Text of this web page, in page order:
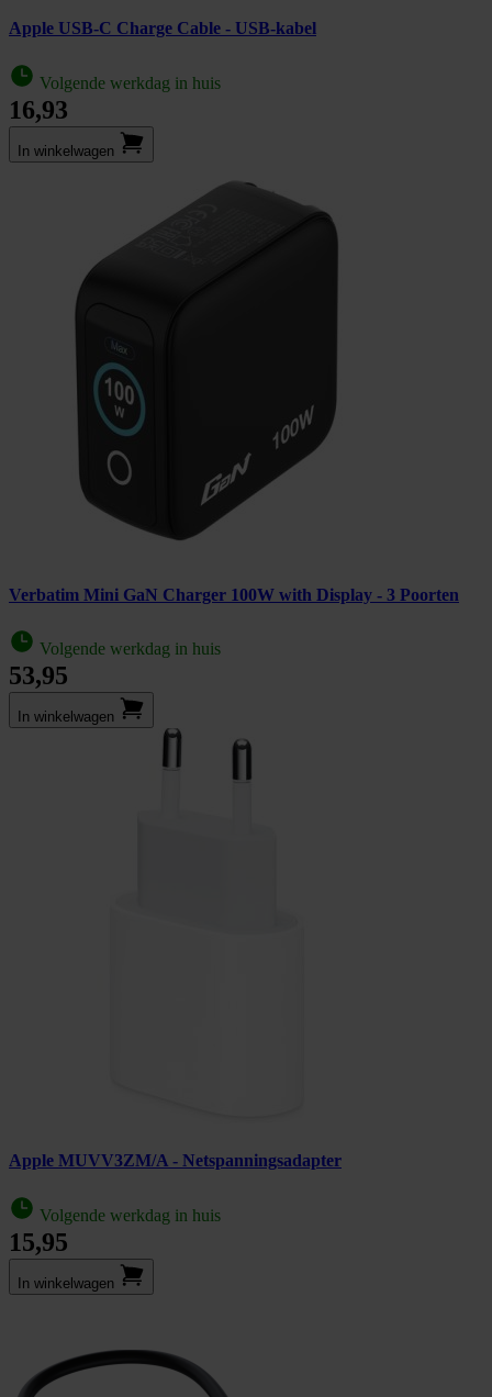
Apple USB-C Charge Cable - USB-kabel
Volgende werkdag in huis
16,93
In winkel­wagen
Verbatim Mini GaN Charger 100W with Display - 3 Poorten
Volgende werkdag in huis
53,95
In winkel­wagen
Apple MUVV3ZM/A - Netspanningsadapter
Volgende werkdag in huis
15,95
In winkel­wagen